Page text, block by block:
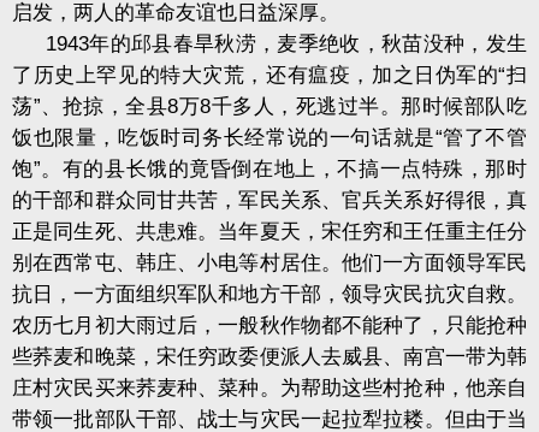
启发，两人的革命友谊也日益深厚。
1943年的邱县春旱秋涝，麦季绝收，秋苗没种，发生
了历史上罕见的特大灾荒，还有瘟疫，加之日伪军的“扫
荡”、抢掠，全县8万8千多人，死逃过半。那时候部队吃
饭也限量，吃饭时司务长经常说的一句话就是“管了不管
饱”。有的县长饿的竟昏倒在地上，不搞一点特殊，那时
的干部和群众同甘共苦，军民关系、官兵关系好得很，真
正是同生死、共患难。当年夏天，宋任穷和王任重主任分
别在西常屯、韩庄、小电等村居住。他们一方面领导军民
抗日，一方面组织军队和地方干部，领导灾民抗灾自救。
农历七月初大雨过后，一般秋作物都不能种了，只能抢种
些荞麦和晚菜，宋任穷政委便派人去威县、南宫一带为韩
庄村灾民买来荞麦种、菜种。为帮助这些村抢种，他亲自
带领一批部队干部、战士与灾民一起拉犁拉耧。但由于当